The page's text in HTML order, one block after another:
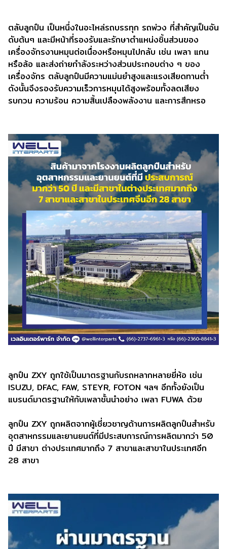
ตลับลูกปืน เป็นหนึ่งในอะไหล่รถบรรทุก รถพ่วง ที่สำคัญเป็นอัน
ดับต้นๆ และมีหน้าที่รองรับและรักษาตำแหน่งชิ้นส่วนของ
เครื่องจักรงานหมุนต่อเนื่องหรือหมุนไปกลับ เช่น เพลา แกน
หรือล้อ และส่งถ่ายกำลังระหว่างส่วนประกอบต่าง ๆ ของ
เครื่องจักร ตลับลูกปืนมีความแม่นยำสูงและแรงเสียดทานต่ำ
ดังนั้นจึงรองรับความเร็วการหมุนได้สูงพร้อมทั้งลดเสียง
รบกวน ความร้อน ความสิ้นเปลืองพลังงาน และการสึกหรอ
ลูกปืน ZXY ถูกใช้เป็นมาตรฐานกับรถหลากหลายยี่ห้อ เช่น
ISUZU, DFAC, FAW, STEYR, FOTON ฯลฯ อีกทั้งยังเป็น
แบรนด์มาตรฐานให้กับเพลาชั้นนำอย่าง เพลา FUWA ด้วย
ลูกปืน ZXY ถูกผลิตจากผู้เชี่ยวชาญด้านการผลิตลูกปืนสำหรับ
อุตสาหกรรมและยานยนต์ที่มีประสบการณ์การผลิตมากว่า 50
ปี มีสาขา ต่างประเทศมากถึง 7 สาขาและสาขาในประเทศอีก
28 สาขา